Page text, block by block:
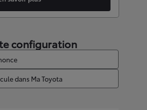
configuration
dans Ma Toyota